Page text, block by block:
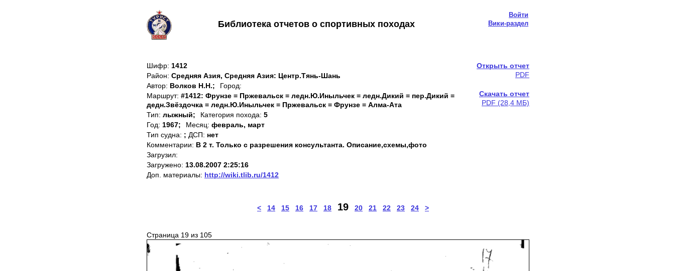
Войти
Библиотека отчетов о спортивных походах Вики-раздел
Шифр: 1412
Район: Средняя Азия, Средняя Азия: Центр.Тянь-Шань
Автор: Волков Н.Н.;
Город:
Маршрут: #1412: Фрунзе = Пржевальск = ледн.Ю.Иныльчек = ледн.Дикий = пер.Дикий =
дедн.Звёздочка = ледн.Ю.Иныльчек = Пржевальск = Фрунзе = Алма-Ата
Тип: лыжный; Категория похода: 5
Год: 1967; Месяц: февраль, март
Тип судна: ; ДСП: нет
Комментарии: В 2 т. Только с разрешения консультанта. Описание,схемы,фото
Загрузил:
Загружено: 13.08.2007 2:25:16
Доп. материалы: http://wiki.tlib.ru/1412
Открыть отчет
PDF
Скачать отчет
PDF (28,4 МБ)
< 14 15 16 17 18 19 20 21 22 23 24 >
Страница 19 из 105